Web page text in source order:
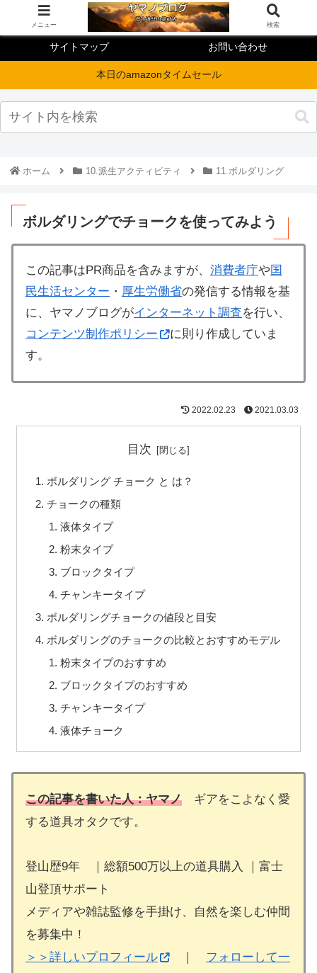
サイトマップ お問い合わせ
本日のamazonタイムセール
ホーム 10.派生アクティビティ 11.ボルダリング
ボルダリングでチョークを使ってみよう
この記事はPR商品を含みますが、 消費者庁や 国
民生活センター ・ 厚生労働省の発信する情報を基
に、ヤマノブログがインターネット調査を行い、
コンテンツ制作ポリシー
に則り作成していま
す。
2022.02.23 2021.03.03
目次
ボルダリング チョーク と は？
チョークの種類
液体タイプ
粉末タイプ
ブロックタイプ
チャンキータイプ
ボルダリングチョークの値段と目安
ボルダリングのチョークの比較とおすすめモデル
粉末タイプのおすすめ
ブロックタイプのおすすめ
チャンキータイプ
液体チョーク
この記事を書いた人：ヤマノ ギアをこよなく愛
する道具オタクです。
登山歴9年 ｜総額500万以上の道具購入 ｜富士
山登頂サポート
メディアや雑誌監修を手掛け、自然を楽しむ仲間
を募集中！
＞＞詳しいプロフィール
｜ フォローして一
メニュー 検索